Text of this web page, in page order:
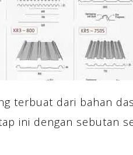
terbuat dari bahan
ini dengan sebutan